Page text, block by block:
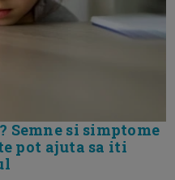
Semne si simptome
pot ajuta sa iti